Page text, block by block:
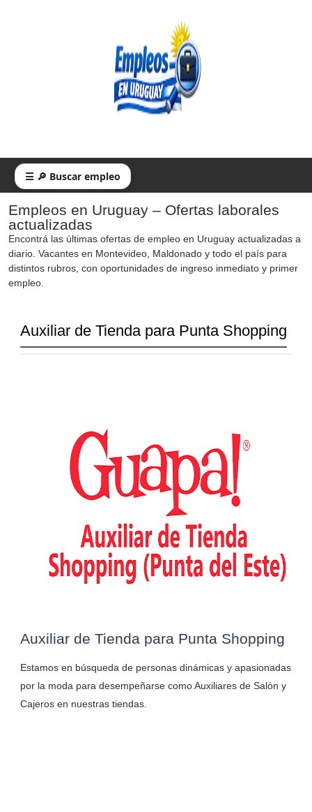
☰ 🔎 Buscar empleo
Empleos en Uruguay – Ofertas laborales
actualizadas
Encontrá las últimas ofertas de empleo en Uruguay actualizadas a
diario. Vacantes en Montevideo, Maldonado y todo el país para
distintos rubros, con oportunidades de ingreso inmediato y primer
empleo.
Auxiliar de Tienda para Punta Shopping
Auxiliar de Tienda para Punta Shopping
Estamos en búsqueda de personas dinámicas y apasionadas
por la moda para desempeñarse como Auxiliares de Salón y
Cajeros en nuestras tiendas.